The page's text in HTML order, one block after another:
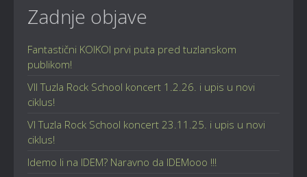
Zadnje objave
Fantastični KOIKOI prvi puta pred tuzlanskom
publikom!
VII Tuzla Rock School koncert 1.2.26. i upis u novi
ciklus!
VI Tuzla Rock School koncert 23.11.25. i upis u novi
ciklus!
Idemo li na IDEM? Naravno da IDEMooo !!!